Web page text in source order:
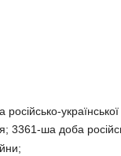
української
ша доба